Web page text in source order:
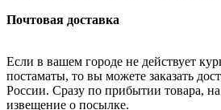
Почтовая доставка
Если в вашем городе не действует
постаматы, то вы можете заказать
России. Сразу по прибытии товара,
извещение о посылке.